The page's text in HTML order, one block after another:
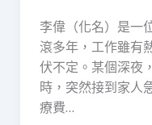
李偉（化名）是一
滾多年，工作雖有
伏不定。某個深夜
時，突然接到家人
療費…
當
舖，
救
急
不